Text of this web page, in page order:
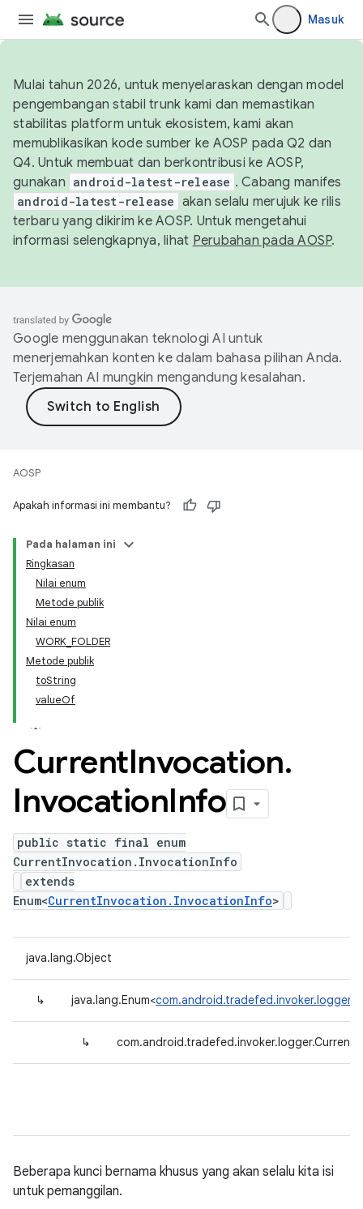
Masuk
Mulai tahun 2026, untuk menyelaraskan dengan model
pengembangan stabil trunk kami dan memastikan
stabilitas platform untuk ekosistem, kami akan
memublikasikan kode sumber ke AOSP pada Q2 dan
Q4. Untuk membuat dan berkontribusi ke AOSP,
gunakan android-latest-release . Cabang manifes
android-latest-release akan selalu merujuk ke rilis
terbaru yang dikirim ke AOSP. Untuk mengetahui
informasi selengkapnya, lihat Perubahan pada AOSP.
Google menggunakan teknologi AI untuk
menerjemahkan konten ke dalam bahasa pilihan Anda.
Terjemahan AI mungkin mengandung kesalahan.
AOSP
Apakah informasi ini membantu?
Pada halaman ini
Ringkasan
Nilai enum
Metode publik
Nilai enum
WORK_FOLDER
Metode publik
toString
valueOf
CurrentInvocation.
InvocationInfo
public static final enum
CurrentInvocation.InvocationInfo
extends
Enum<CurrentInvocation.InvocationInfo>
java.lang.Object
↳ java.lang.Enum<
↳
Beberapa kunci bernama khusus yang akan selalu kita isi
untuk pemanggilan.